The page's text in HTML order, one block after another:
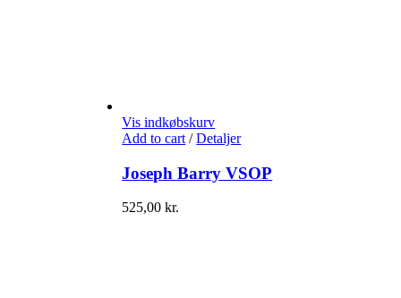
Vis indkøbskurv
Add to cart / Detaljer
Joseph Barry VSOP
525,00kr.